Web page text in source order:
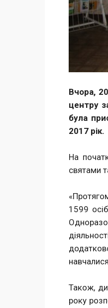
Вчора,
центру
була
2017 рік.
На
святами
1599
Також,
року